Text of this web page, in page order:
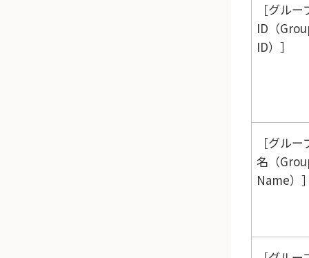
グルー
ID（
ID）
グルー
名（
Name）